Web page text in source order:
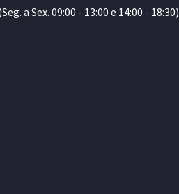
a Sex. 09:00 - 13:00 e 14:00 - 18:30)